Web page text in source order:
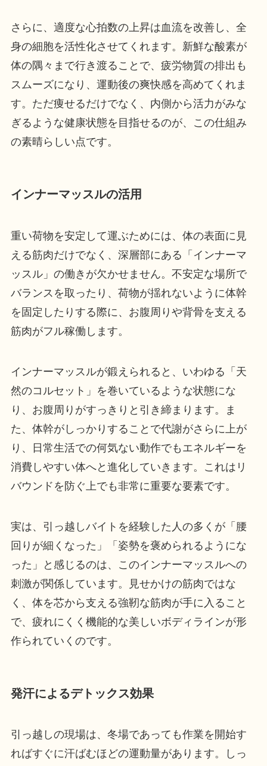
さらに、適度な心拍数の上昇は血流を改善し、全
身の細胞を活性化させてくれます。新鮮な酸素が
体の隅々まで行き渡ることで、疲労物質の排出も
スムーズになり、運動後の爽快感を高めてくれま
す。ただ痩せるだけでなく、内側から活力がみな
ぎるような健康状態を目指せるのが、この仕組み
の素晴らしい点です。
インナーマッスルの活用
重い荷物を安定して運ぶためには、体の表面に見
える筋肉だけでなく、深層部にある「インナーマ
ッスル」の働きが欠かせません。不安定な場所で
バランスを取ったり、荷物が揺れないように体幹
を固定したりする際に、お腹周りや背骨を支える
筋肉がフル稼働します。
インナーマッスルが鍛えられると、いわゆる「天
然のコルセット」を巻いているような状態にな
り、お腹周りがすっきりと引き締まります。ま
た、体幹がしっかりすることで代謝がさらに上が
り、日常生活での何気ない動作でもエネルギーを
消費しやすい体へと進化していきます。これはリ
バウンドを防ぐ上でも非常に重要な要素です。
実は、引っ越しバイトを経験した人の多くが「腰
回りが細くなった」「姿勢を褒められるようにな
った」と感じるのは、このインナーマッスルへの
刺激が関係しています。見せかけの筋肉ではな
く、体を芯から支える強靭な筋肉が手に入ること
で、疲れにくく機能的な美しいボディラインが形
作られていくのです。
発汗によるデトックス効果
引っ越しの現場は、冬場であっても作業を開始す
ればすぐに汗ばむほどの運動量があります。しっ